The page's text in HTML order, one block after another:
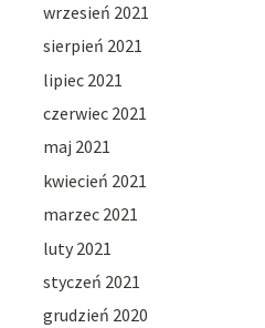
wrzesień 2021
sierpień 2021
lipiec 2021
czerwiec 2021
maj 2021
kwiecień 2021
marzec 2021
luty 2021
styczeń 2021
grudzień 2020